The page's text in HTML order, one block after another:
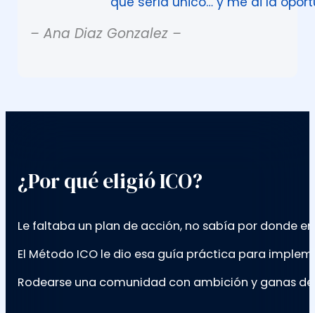
– Ana Diaz Gonzalez –
¿Por qué eligió ICO?
Le faltaba un plan de acción, no sabía por donde
El Método ICO le dio esa guía práctica para
Rodearse una comunidad con ambición y ganas